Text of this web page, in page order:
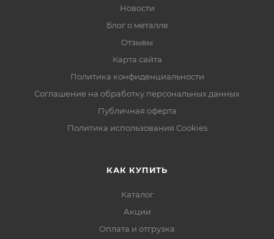
Новости
Блог о металле
Отзывы
Карта сайта
Политика конфиденциальности
Соглашение на обработку персональных данных
Публичная оферта
Политика использования Cookies
КАК КУПИТЬ
Каталог
Акции
Оплата и отгрузка